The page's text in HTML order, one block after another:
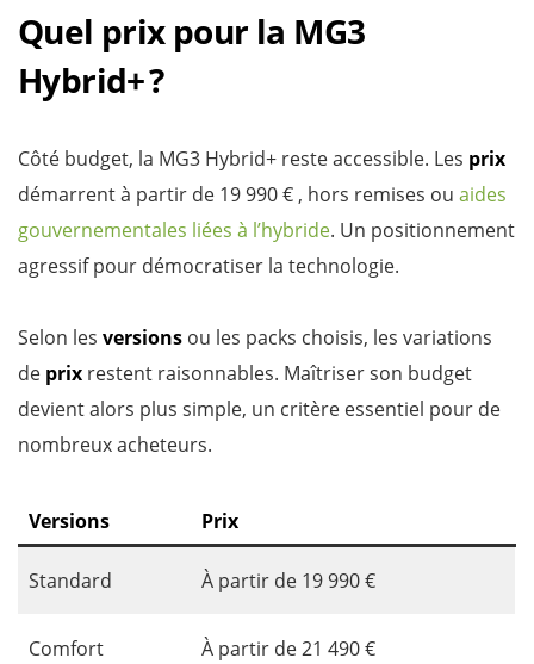
Quel prix pour la MG3
Hybrid+ ?
Côté budget, la MG3 Hybrid+ reste accessible. Les prix
démarrent à partir de 19 990 € , hors remises ou aides
gouvernementales liées à l’hybride. Un positionnement
agressif pour démocratiser la technologie.
Selon les versions ou les packs choisis, les variations
de prix restent raisonnables. Maîtriser son budget
devient alors plus simple, un critère essentiel pour de
nombreux acheteurs.
Versions Prix
Standard À partir de 19 990 €
Comfort À partir de 21 490 €